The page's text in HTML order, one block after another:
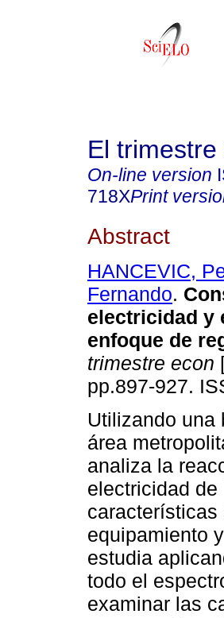
El
On-line version
718XPrint
Abstract
HANCEVIC,
Fernando.
electricidad y
enfoque de
trimestre econ
pp.897-927.
Utilizando una
área
analiza la
electricidad
equipamiento
estudia
todo el
examinar las